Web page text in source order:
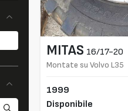
MITAS 16/17-20
Montate su Volvo L35
1999
Disponibile